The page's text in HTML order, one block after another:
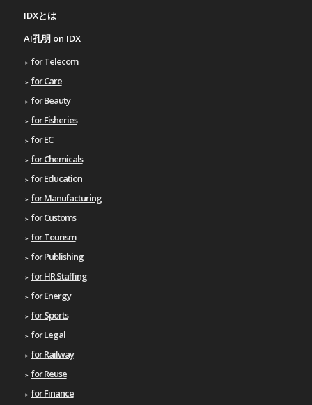
IDXとは
AI孔明 on IDX
for Telecom
for Care
for Beauty
for Fisheries
for EC
for Chemicals
for Education
for Manufacturing
for Customs
for Tourism
for Publishing
for HR Staffing
for Energy
for Sports
for Legal
for Railway
for Reuse
for Finance